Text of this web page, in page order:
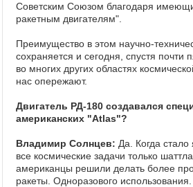
Советским Союзом благодаря
ракетным двигателям".
Преимущество в этом научно-
сохраняется и сегодня, спустя почти
во многих других областях
нас опережают.
Двигатель РД-180 создавался
американских "Atlas"?
Владимир Солнцев: Да. Когда
все космические задачи только
американцы решили делать более
ракеты. Одноразового